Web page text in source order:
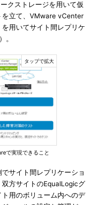
クストレージを用いて仮
を立て、VMware vCenter
用いてサイト間レプリケ
。
で実現できること
サイト間レプリケーショ
方サイトのEqualLogicグ
用のボリューム内へのデ